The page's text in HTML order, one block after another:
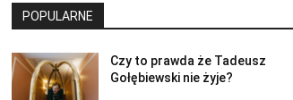
POPULARNE
Czy to prawda że Tadeusz
Gołębiewski nie żyje?